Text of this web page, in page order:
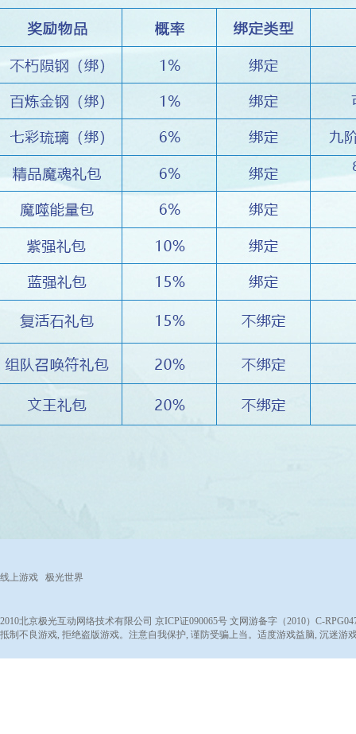
线上游戏 极光世界
2010北京极光互动网络技术有限公司 京ICP证090065号 文网游备字（2010）C-
抵制不良游戏, 拒绝盗版游戏。注意自我保护, 谨防受骗上当。适度游戏益脑, 沉迷游